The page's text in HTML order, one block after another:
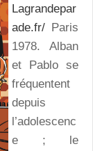
Lagrandepar
ade.fr/ Paris
1978. Alban
et Pablo se
fréquentent
depuis
l’adolescenc
e ; le